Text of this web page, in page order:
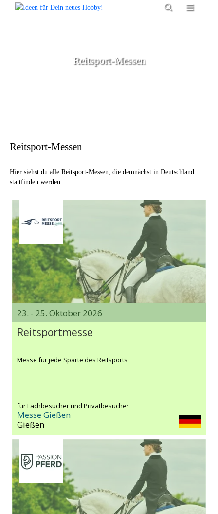
Menü
Reitsport-Messen
Reitsport-Messen
Hier siehst du alle Reitsport-Messen, die demnächst in Deutschland
stattfinden werden.
23. - 25. Oktober 2026
Reitsportmesse
Messe für jede Sparte des Reitsports
für Fachbesucher und Privatbesucher
Messe Gießen
Gießen